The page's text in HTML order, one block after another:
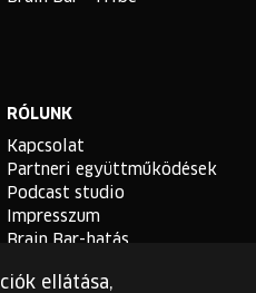
RÓLUNK
Kapcsolat
Partneri együttműködések
Podcast studio
Impresszum
Brain Bar-hatás
ellátása,